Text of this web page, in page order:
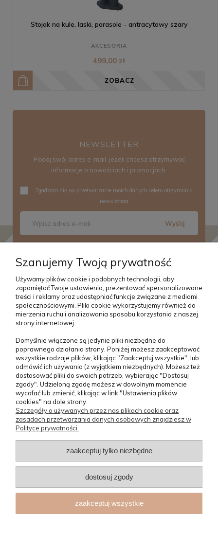
Stojak na kule, laski, parasole - antracytowy szary
AKCESORIA
499,00 zł
ZOBACZ
NEWSLETTER
Podaj swój adres e-mail, jeżeli chcesz otrzymywać
informacje o nowościach i promocjach.
Zgadzam się na przetwarzanie moich danych celem otrzymania
newslettera
Wyślij
O NAS
OBSŁUGA KLIENTA
POMOC
MOJE KONTO
Masz pytania odnośnie zakupów lub konkretnych produktów?
Jesteśmy po to by Ci pomóc!
14/620-11-57
sklep@laski.pl
Szanujemy Twoją prywatność
Używamy plików cookie i podobnych technologii, aby
zapamiętać Twoje ustawienia, prezentować spersonalizowane
treści i reklamy oraz udostępniać funkcje związane z mediami
społecznościowymi. Pliki cookie wykorzystujemy również do
mierzenia ruchu i analizowania sposobu korzystania z naszej
strony internetowej.
Domyślnie włączone są jedynie pliki niezbędne do
poprawnego działania strony. Poniżej możesz zaakceptować
wszystkie rodzaje plików, klikając "Zaakceptuj wszystkie", lub
odmówić ich używania (z wyjątkiem niezbędnych). Możesz też
dostosować pliki do swoich potrzeb, wybierając "Dostosuj
zgody". Udzieloną zgodę możesz w dowolnym momencie
wycofać lub zmienić, klikając w link "Ustawienia plików
cookies" na dole strony.
Szczegóły o używanych przez nas plikach cookie oraz
zasadach przetwarzania danych osobowych znajdziesz w
Polityce prywatności.
zaakceptuj tylko niezbędne
dostosuj zgody
zaakceptuj wszystkie